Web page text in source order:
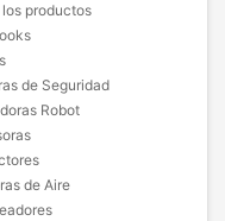
los productos
de Seguridad
Robot
de Aire